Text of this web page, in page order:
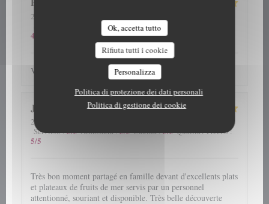
Ok, accetta tutto
Rifiuta tutti i cookie
Personalizza
Politica di protezione dei dati personali
Politica di gestione dei cookie
2026-07-31
Atmosfera: 5/5 Cucina: /5
4
Verzorgd, vriendelijk en vooral lekker
J C
2026-08-05
Servizio:5/5 Atmosfera:5/5 Cucina:5/5 Qualità / Prezzo:
5/5
Très bon moment partagé en famille devant d'excellents plats
et plateaux de fruits de mer servis par un personnel
attentionné, souriant et disponible. Très belle découverte